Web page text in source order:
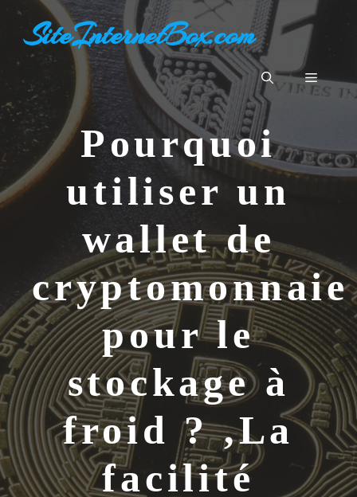
Aller
contenuSiteInternetBox.com
Menu
Pourquoi
utiliser un
wallet de
cryptomonnaie
pour le
stockage à
froid ? ,La
facilité